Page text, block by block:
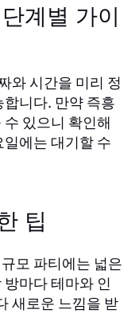
계별 가이
와 시간을 미리 정
니다. 만약 즉흥
있으니 확인해
에는 대기할 수
팁
모 파티에는 넓은
마다 테마와 인
새로운 느낌을 받